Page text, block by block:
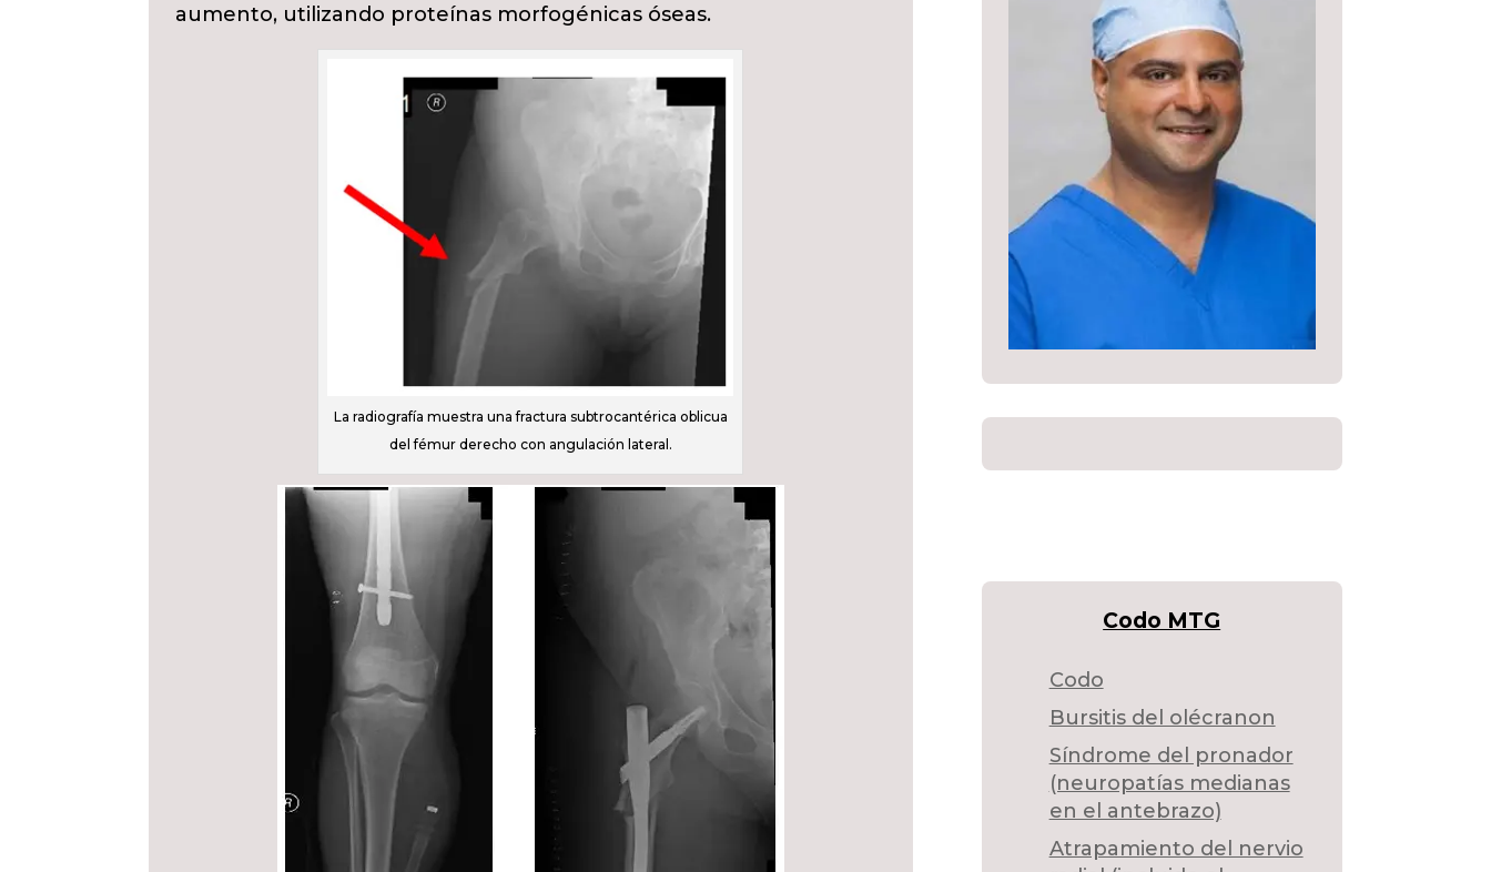
aumento, utilizando proteínas morfogénicas óseas.
La radiografía muestra una fractura subtrocantérica oblicua
del fémur derecho con angulación lateral.
Codo MTG
Codo
Bursitis del olécranon
Síndrome del pronador
(neuropatías medianas
en el antebrazo)
Atrapamiento del nervio